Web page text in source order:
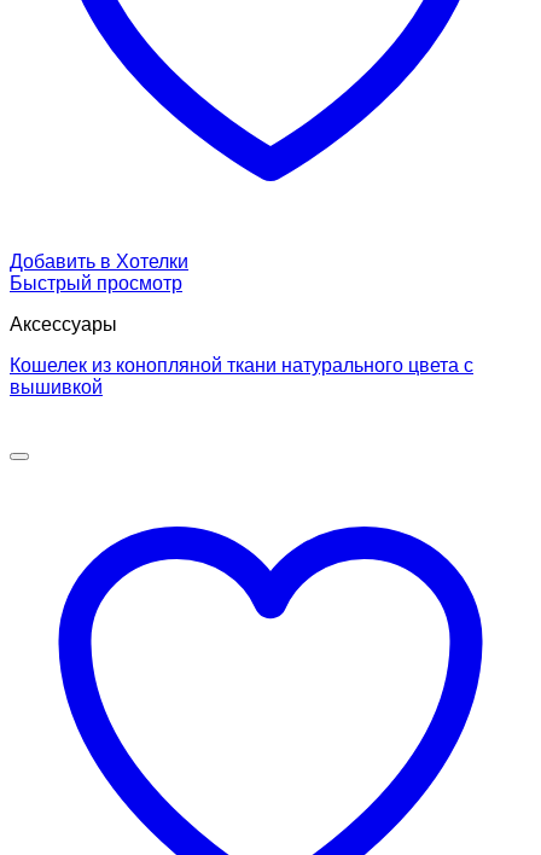
Добавить в Хотелки
Быстрый просмотр
Аксессуары
Кошелек из конопляной ткани натурального цвета с
вышивкой